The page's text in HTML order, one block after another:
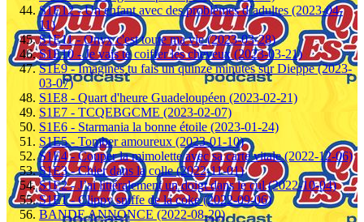
S1E12 - Un enfant avec des problèmes d’adultes (2023-04-
11)
S1E11 - Onyx c'est toute ma vie (2023-03-28)
S1E10 - Je vais te coiffer les cheveux (2023-03-21)
S1E9 - Imagines tu fais un quinze minutes sur Dieppe (2023-
03-07)
S1E8 - Quart d'heure Guadeloupéen (2023-02-21)
S1E7 - TCQEBGCME (2023-02-07)
S1E6 - Starmania la bonne étoile (2023-01-24)
S1E5 - Tomber amoureux (2023-01-10)
S1E4 - Couper la mimolette avec sa carte vitale (2022-12-06)
S1E3 - Chier dans la colle (2022-11-01)
S1E2 - J’ai littéralement un doigt dans le cul (2022-10-04)
S1E1 - Clippy sniffe de la coke (2022-09-06)
BANDE ANNONCE (2022-08-20)